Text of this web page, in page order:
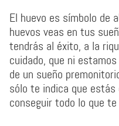
El huevo es símbolo de
huevos veas en tus
tendrás al éxito, a la
cuidado, que ni
de un sueño
sólo te indica que
conseguir todo lo que te